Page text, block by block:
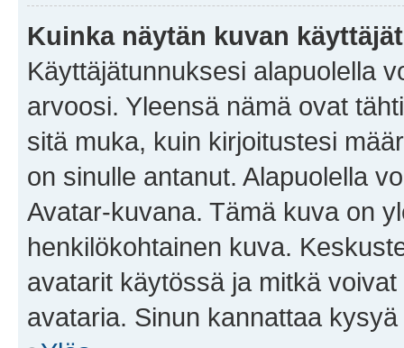
Kuinka näytän kuvan
Käyttäjätunnuksesi alapuolella
arvoosi. Yleensä nämä ovat
sitä muka, kuin kirjoitustesi
on sinulle antanut. Alapuolella
Avatar-kuvana. Tämä kuva on
henkilökohtainen kuva.
avatarit käytössä ja mitkä
avataria. Sinun kannattaa